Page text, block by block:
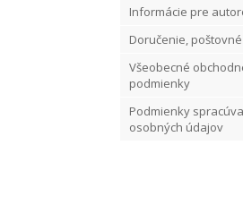
Informácie pre
Doručenie,
Všeobecné
podmienky
Podmienky
osobných údajov